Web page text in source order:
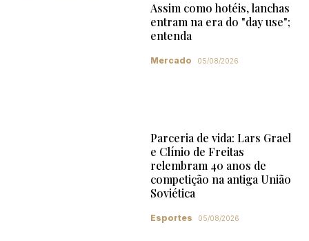
Assim como hotéis, lanchas
entram na era do "day use";
entenda
Mercado 05/08/2026
Parceria de vida: Lars Grael
e Clínio de Freitas
relembram 40 anos de
competição na antiga União
Soviética
Esportes 05/08/2026